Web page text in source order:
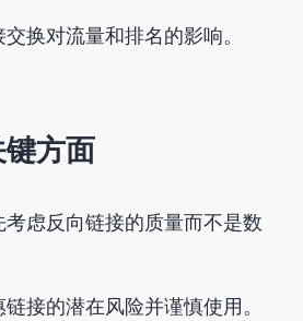
换对流量和排名的影响。
方面
考虑反向链接的质量而不是数
接的潜在风险并谨慎使用。